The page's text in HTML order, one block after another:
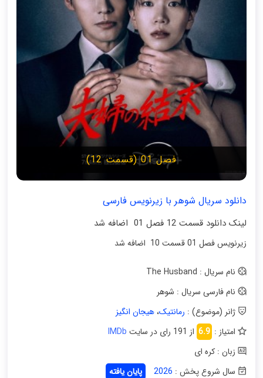
فصل 01 (قسمت 12)
دانلود سریال شوهر با زیرنویس فارسی
لینک دانلود قسمت 12 فصل 01 اضافه شد
زیرنویس فصل 01 قسمت 10 اضافه شد
نام سریال : The Husband
نام فارسی سریال : شوهر
ژانر (موضوع) : رمانتیک،هیجان انگیز
امتیاز : 6.9 از 191 رای در سایت
IMDb
زبان : کره ای
سال شروع پخش : 2026 پایان یافته